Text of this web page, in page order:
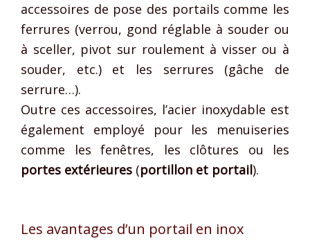
accessoires de pose des portails comme les
ferrures (verrou, gond réglable à souder ou
à sceller, pivot sur roulement à visser ou à
souder, etc.) et les serrures (gâche de
serrure…).
Outre ces accessoires, l’acier inoxydable est
également employé pour les menuiseries
comme les fenêtres, les clôtures ou les
portes extérieures (portillon et portail).
Les avantages d’un portail en inox